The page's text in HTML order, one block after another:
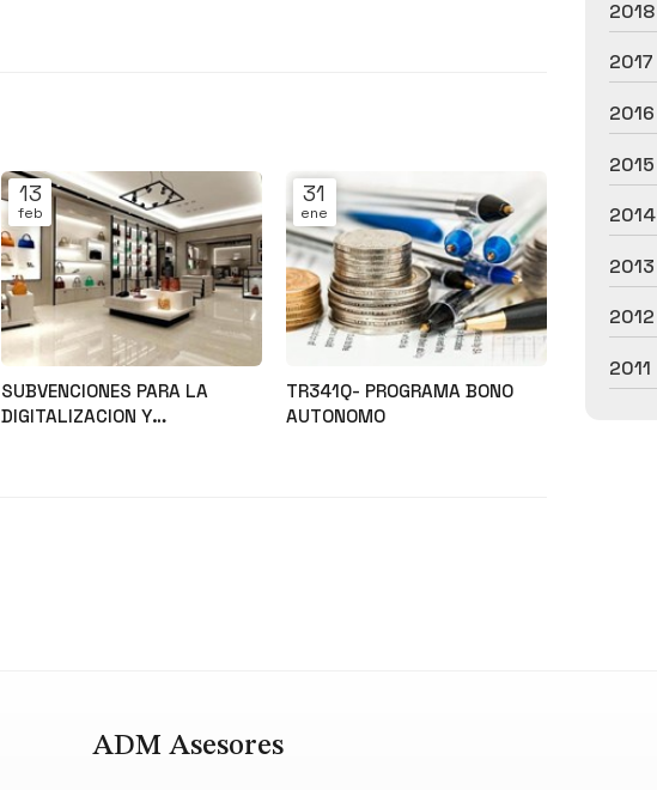
13
feb
SUBVENCIONES PARA LA
DIGITALIZACION Y
31
ene
TR341Q- PROGRAMA BONO
AUTONOMO
2018
2017
2016
2015
2014
2013
2012
2011
ADM Asesores